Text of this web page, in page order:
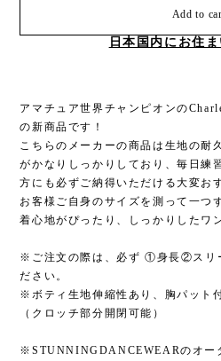
Add to
日本国内にお住
アマチュア世界チャンピオンの
の新商品です！
こちらのメーカーの商品は生地の耐
がかなりしっかりしており、毎日練
方にも必ずご納得いただける大変お
お客様ご自身のサイズを測って一つ
着心地がぴったり、しっかりしたワ
※ご注文の際は、必ず ①身長②スリ
ださい。
※ボティ生地伸縮性あり、胸パット
（クロッチ部分開閉可能）
※STUNNINGDANCEWEARのオー